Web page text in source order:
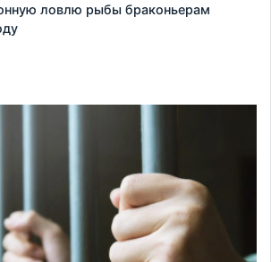
ловлю рыбы браконьерам